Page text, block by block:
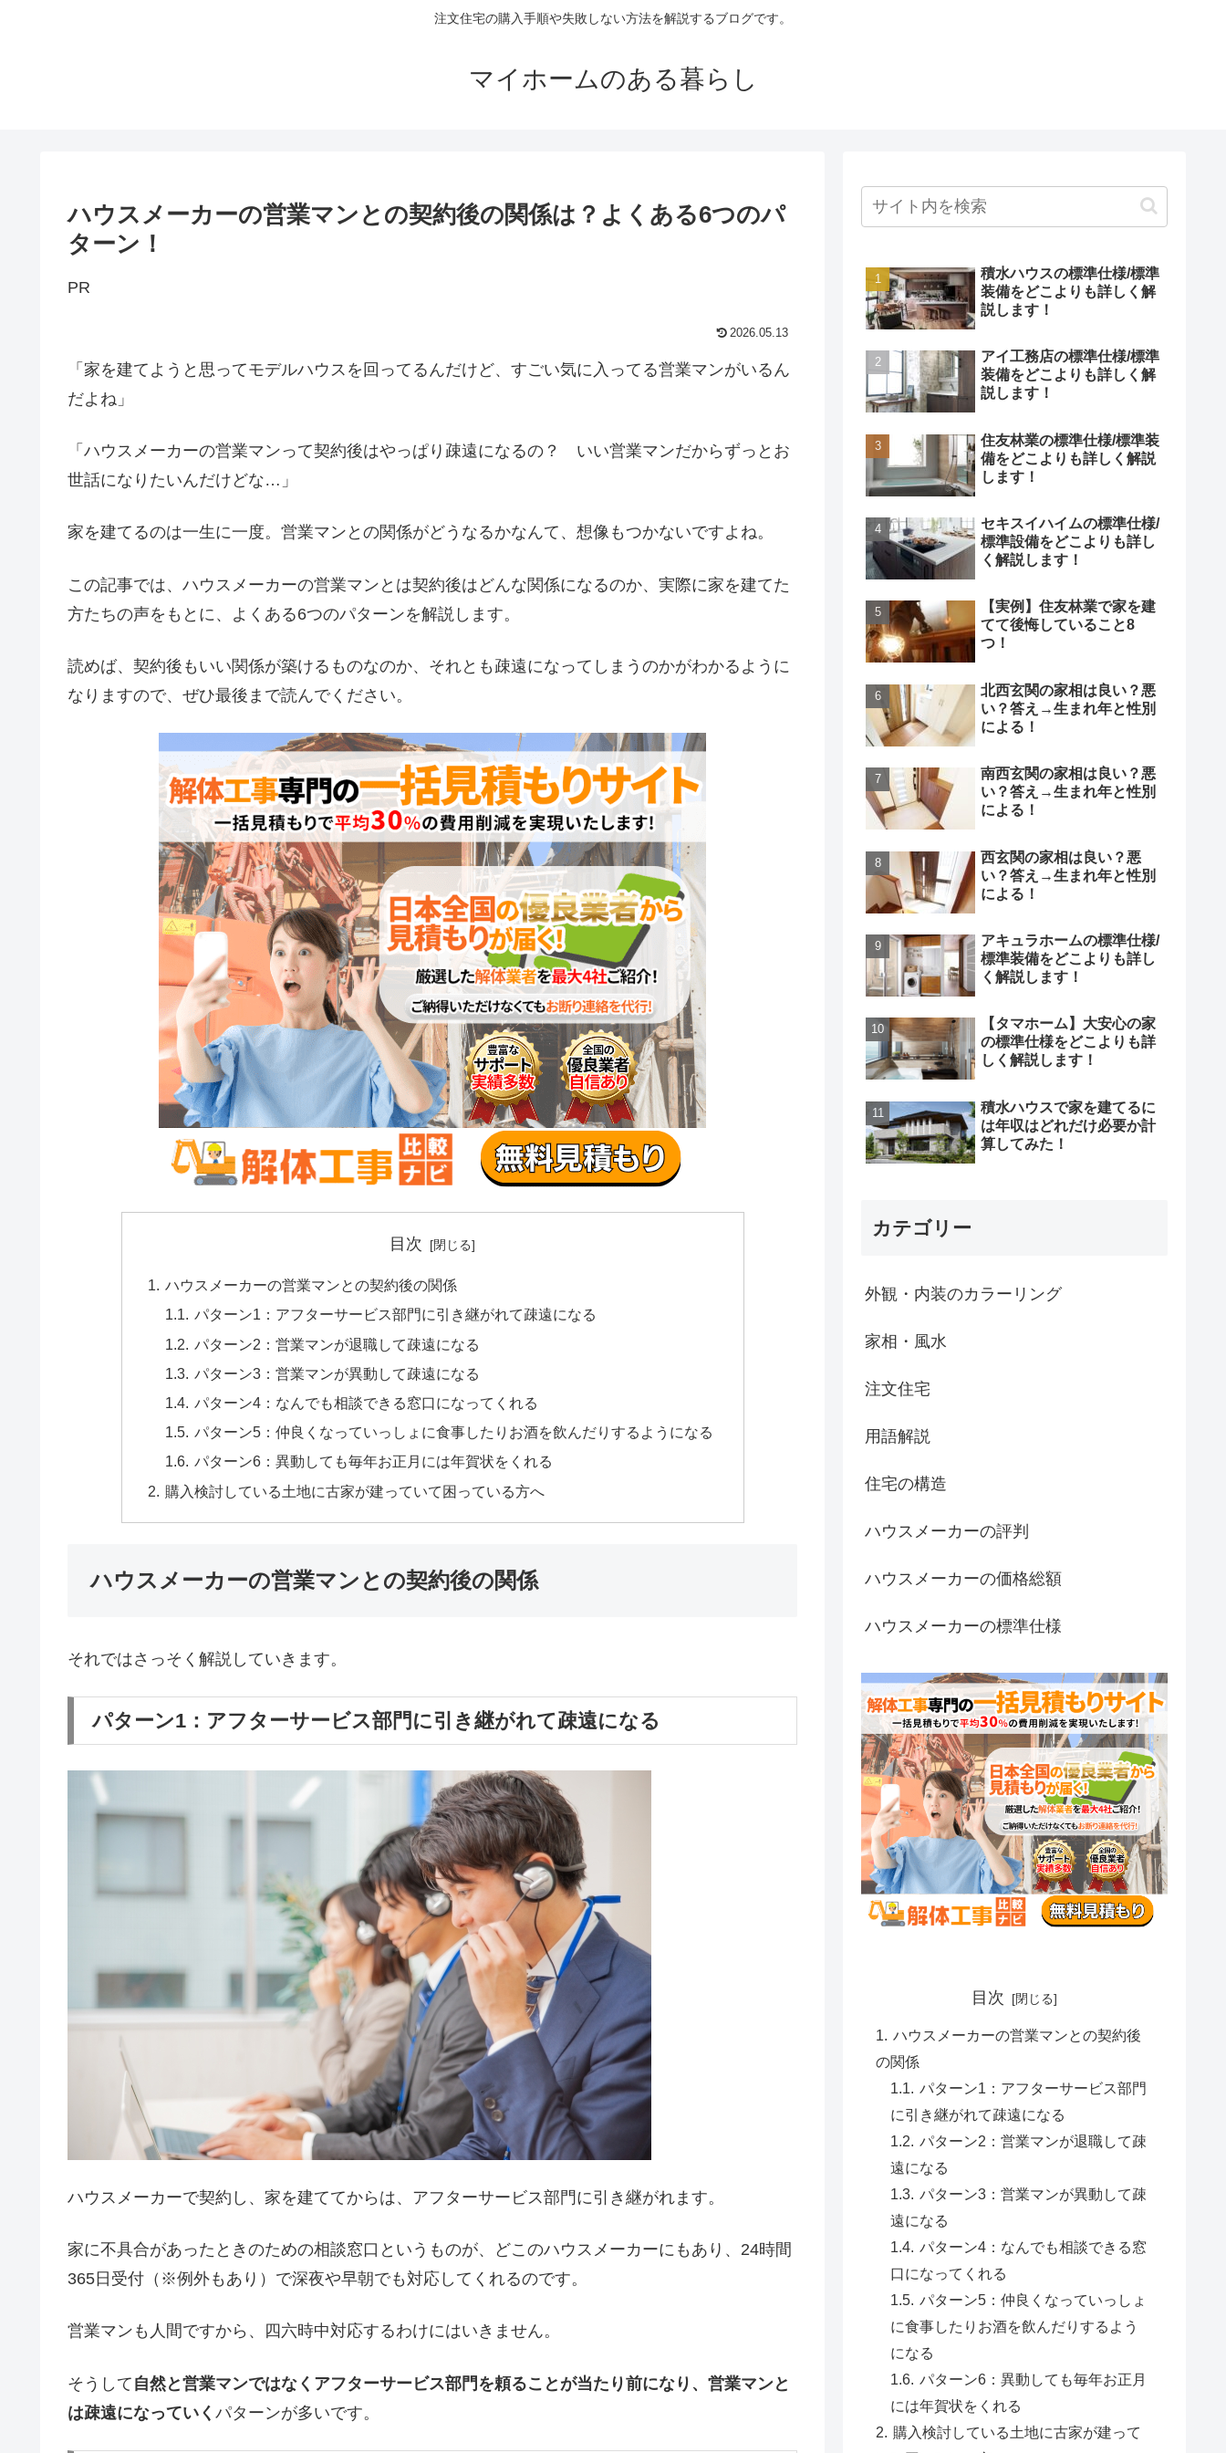
注文住宅の購入手順や失敗しない方法を解説するブログです。
マイホームのある暮らし
ハウスメーカーの営業マンとの契約後の関係は？よくある6つのパ
ターン！
PR
2026.05.13
「家を建てようと思ってモデルハウスを回ってるんだけど、すごい気に入ってる営業マンがいるん
だよね」
「ハウスメーカーの営業マンって契約後はやっぱり疎遠になるの？ いい営業マンだからずっとお
世話になりたいんだけどな…」
家を建てるのは一生に一度。営業マンとの関係がどうなるかなんて、想像もつかないですよね。
この記事では、ハウスメーカーの営業マンとは契約後はどんな関係になるのか、実際に家を建てた
方たちの声をもとに、よくある6つのパターンを解説します。
読めば、契約後もいい関係が築けるものなのか、それとも疎遠になってしまうのかがわかるように
なりますので、ぜひ最後まで読んでください。
目次
ハウスメーカーの営業マンとの契約後の関係
パターン1：アフターサービス部門に引き継がれて疎遠になる
パターン2：営業マンが退職して疎遠になる
パターン3：営業マンが異動して疎遠になる
パターン4：なんでも相談できる窓口になってくれる
パターン5：仲良くなっていっしょに食事したりお酒を飲んだりするようになる
パターン6：異動しても毎年お正月には年賀状をくれる
購入検討している土地に古家が建っていて困っている方へ
ハウスメーカーの営業マンとの契約後の関係
それではさっそく解説していきます。
パターン1：アフターサービス部門に引き継がれて疎遠になる
ハウスメーカーで契約し、家を建ててからは、アフターサービス部門に引き継がれます。
家に不具合があったときのための相談窓口というものが、どこのハウスメーカーにもあり、24時間
365日受付（※例外もあり）で深夜や早朝でも対応してくれるのです。
営業マンも人間ですから、四六時中対応するわけにはいきません。
そうして 自然と営業マンではなくアフターサービス部門を頼ることが当たり前になり、営業マンと
は疎遠になっていく パターンが多いです。
積水ハウスの標準仕様/標準
装備をどこよりも詳しく解
説します！
アイ工務店の標準仕様/標準
装備をどこよりも詳しく解
説します！
住友林業の標準仕様/標準装
備をどこよりも詳しく解説
します！
セキスイハイムの標準仕様/
標準設備をどこよりも詳し
く解説します！
【実例】住友林業で家を建
てて後悔していること8
つ！
北西玄関の家相は良い？悪
い？答え→生まれ年と性別
による！
南西玄関の家相は良い？悪
い？答え→生まれ年と性別
による！
西玄関の家相は良い？悪
い？答え→生まれ年と性別
による！
アキュラホームの標準仕様/
標準装備をどこよりも詳し
く解説します！
【タマホーム】大安心の家
の標準仕様をどこよりも詳
しく解説します！
積水ハウスで家を建てるに
は年収はどれだけ必要か計
算してみた！
カテゴリー
外観・内装のカラーリング
家相・風水
注文住宅
用語解説
住宅の構造
ハウスメーカーの評判
ハウスメーカーの価格総額
ハウスメーカーの標準仕様
目次
ハウスメーカーの営業マンとの契約後
の関係
パターン1：アフターサービス部門
に引き継がれて疎遠になる
パターン2：営業マンが退職して疎
遠になる
パターン3：営業マンが異動して疎
遠になる
パターン4：なんでも相談できる窓
口になってくれる
パターン5：仲良くなっていっしょ
に食事したりお酒を飲んだりするよう
になる
パターン6：異動しても毎年お正月
には年賀状をくれる
購入検討している土地に古家が建って